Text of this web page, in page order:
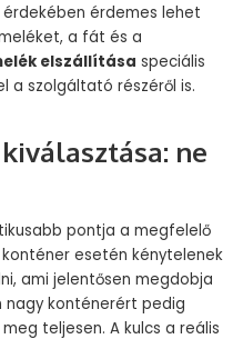
érdemes lehet
a fát és a
elszállítása speciális
a szolgáltató részéről is.
ne
pontja a megfelelő
esetén kénytelenek
ami jelentősen megdobja
nagy konténerért pedig
teljesen. A kulcs a reális